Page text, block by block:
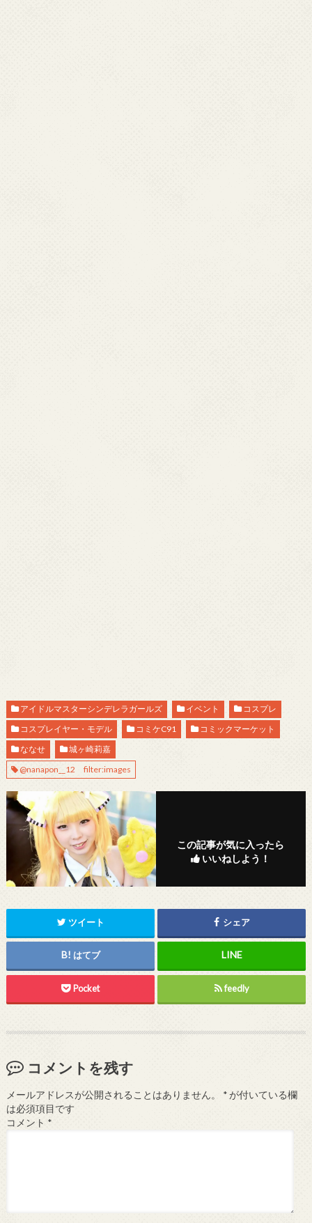
アイドルマスターシンデレラガールズ イベント
コスプレ
コスプレイヤー・モデル
コミケC91
コミックマーケット
ななせ
城ヶ崎莉嘉
@nanapon__12 filter:images
この記事が気に入ったら
いいねしよう！
ツイート シェア
はてブ
Pocket feedly
コメントを残す
メールアドレスが公開されることはありません。 *が付いている欄
は必須項目です
コメント *